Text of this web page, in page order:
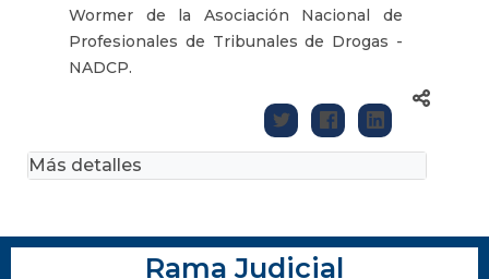
Wormer de la Asociación Nacional de
Profesionales de Tribunales de Drogas -
NADCP.
Más detalles
Rama Judicial